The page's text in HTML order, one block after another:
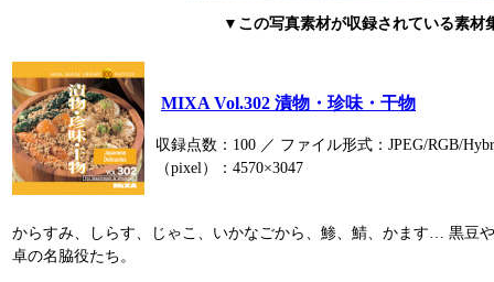
▼この写真素材が収録されている素材
MIXA Vol.302 漬物・珍味・干物
収録点数：100 ／ ファイル形式：JPEG/RGB/
（pixel）：4570×3047
からすみ、しらす、じゃこ、いかなごから、鯵、鯖、かます… 黒豆
卓の名脇役たち。